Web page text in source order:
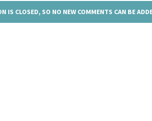
IS CLOSED, SO NO NEW COMMENTS CAN BE